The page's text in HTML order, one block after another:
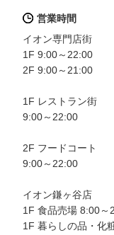
営業時間
イオン専門店街
1F 9:00～22:00
2F 9:00～21:00
1F レストラン街
9:00～22:00
2F フードコート
9:00～22:00
イオン鎌ヶ谷店
1F 食品売場 8:00～
1F 暮らしの品・化